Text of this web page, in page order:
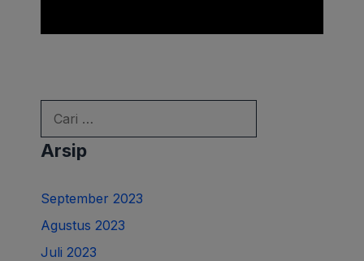
Arsip
September 2023
Agustus 2023
Juli 2023